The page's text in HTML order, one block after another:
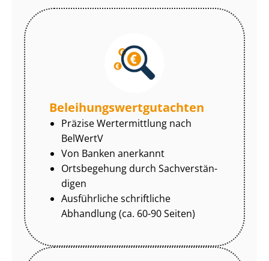
Be­lei­hungs­wert­gut­ach­ten
Präzise Wertermittlung nach
BelWertV
Von Banken anerkannt
Ortsbegehung durch Sach­ver­stän­
di­gen
Ausführliche schriftliche
Abhandlung (ca. 60-90 Seiten)